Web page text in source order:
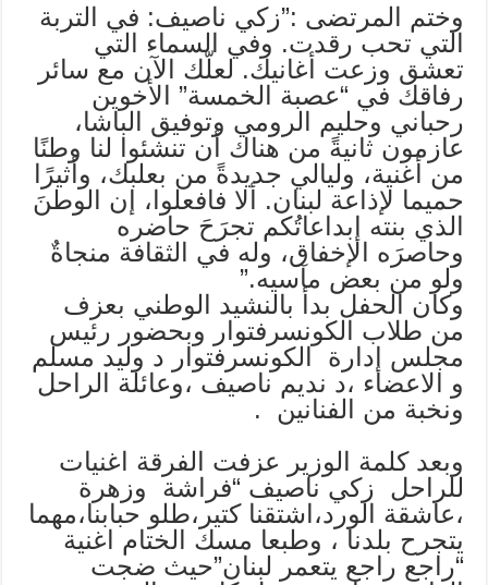
وختم المرتضى :”زكي ناصيف: في التربة
التي تحب رقدت. وفي السماء التي
تعشق وزعت أغانيك. لعلّك الآن مع سائر
رفاقك في “عصبة الخمسة” الأخوين
رحباني وحليم الرومي وتوفيق الباشا،
عازمون ثانيةً من هناك أن تنشئوا لنا وطنًا
من أغنية، وليالي جديدةً من بعلبك، وأثيرًا
حميما لإذاعة لبنان. ألا فافعلوا، إن الوطنَ
الذي بنته إبداعاتُكم تجرَحَ حاضره
وحاصرَه الإخفاق، وله في الثقافة منجاةٌ
ولو من بعض مآسيه.”
وكان الحفل بدأ بالنشيد الوطني بعزف
من طلاب الكونسرفتوار وبحضور رئيس
مجلس إدارة الكونسرفتوار د وليد مسلم
و الاعضاء ،د نديم ناصيف ،وعائلة الراحل
ونخبة من الفنانين .
وبعد كلمة الوزير عزفت الفرقة اغنيات
للراحل زكي ناصيف “فراشة وزهرة
،عاشقة الورد،اشتقنا كتير،طلو حبابنا،مهما
يتجرح بلدنا ، وطبعا مسك الختام اغنية
“راجع راجع يتعمر لبنان”حيث ضجت